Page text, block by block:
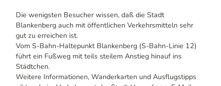
Die wenigsten Besucher wissen, daß die Stadt
Blankenberg auch mit öffentlichen Verkehrsmitteln sehr
gut zu erreichen ist.
Vom S-Bahn-Haltepunkt Blankenberg (S-Bahn-Linie 12)
führt ein Fußweg mit teils steilem Anstieg hinauf ins
Städtchen.
Weitere Informationen, Wanderkarten und Ausflugstipps